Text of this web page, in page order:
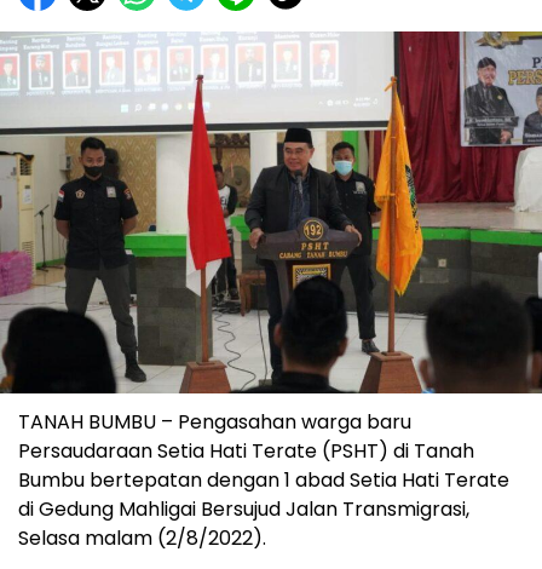
TANAH BUMBU – Pengasahan warga baru
Persaudaraan Setia Hati Terate (PSHT) di Tanah
Bumbu bertepatan dengan 1 abad Setia Hati Terate
di Gedung Mahligai Bersujud Jalan Transmigrasi,
Selasa malam (2/8/2022).